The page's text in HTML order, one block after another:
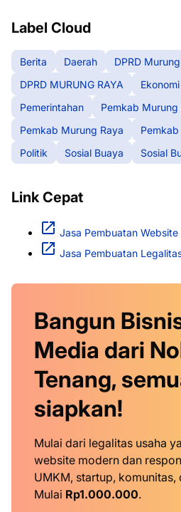
Label Cloud
Berita Daerah
DPRD
DPRD MURUNG RAYA
Ekonomi
Pemerintahan
Pemkab Murung
Pemkab Murung Raya
Politik
Sosial Buaya Sosial
Link Cepat
Jasa Pembuatan Website
Jasa Pembuatan
Bangun
Media dari
Tenang,
siapkan!
Mulai dari legalitas usaha
website modern dan
UMKM, startup, komunitas,
Mulai Rp1.000.000.